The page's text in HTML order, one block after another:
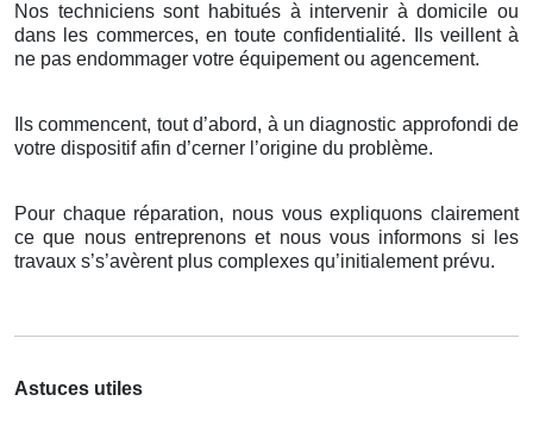
Nos techniciens sont habitués à intervenir à domicile ou
dans les commerces, en toute confidentialité. Ils veillent à
ne pas endommager votre équipement ou agencement.
Ils commencent, tout d’abord, à un diagnostic approfondi de
votre dispositif afin d’cerner l’origine du problème.
Pour chaque réparation, nous vous expliquons clairement
ce que nous entreprenons et nous vous informons si les
travaux s’s’avèrent plus complexes qu’initialement prévu.
Astuces utiles